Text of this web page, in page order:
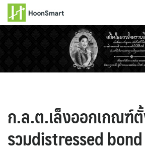
ก.ล.ต.เล็งออกเกณฑ์
รวมdistressed